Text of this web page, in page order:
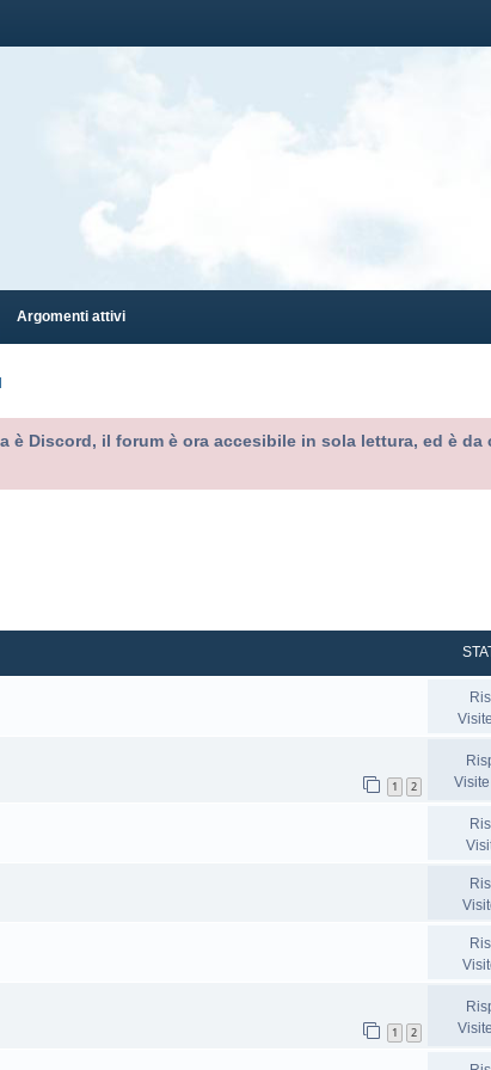
Argomenti attivi
Discord, il forum è ora accesibile in sola lettura, ed è
1 2
1 2